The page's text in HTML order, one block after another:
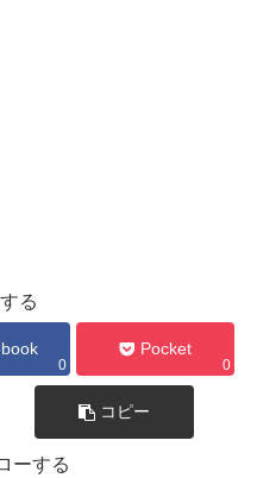
る
0
Pocket
0
コピー
ーする